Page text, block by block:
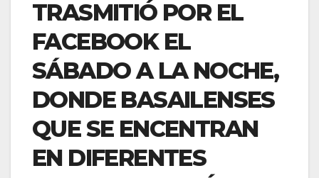
TRASMITIÓ POR EL
FACEBOOK EL
SÁBADO A LA NOCHE,
DONDE BASAILENSES
QUE SE ENCENTRAN
EN DIFERENTES